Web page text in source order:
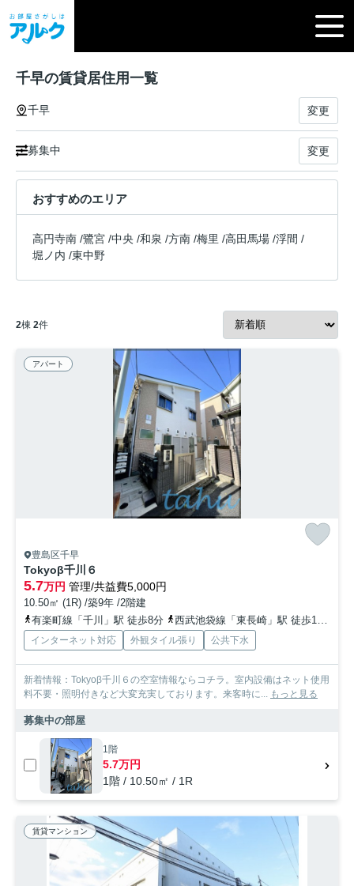
千早の賃貸居住用一覧
千早 変更
募集中 変更
おすすめのエリア
高円寺南 /鷺宮 /中央 /和泉 /方南 /梅里 /高田馬場 /浮間 /
堀ノ内 /東中野
2棟 2件
アパート
豊島区千早
Tokyoβ千川６
5.7万円 管理/共益費5,000円
10.50㎡ (1R) /築9年 /2階建
有楽町線「千川」駅 徒歩8分
西武池袋線「東長崎」駅 徒歩13分
インターネット対応 外観タイル張り 公共下水
新着情報：Tokyoβ千川６の空室情報ならコチラ。室内設備はネット使用
料不要・照明付きなど大変充実しております。来客時に...
もっと見る
募集中の部屋
1階
5.7万円
1階 / 10.50㎡ / 1R
賃貸マンション